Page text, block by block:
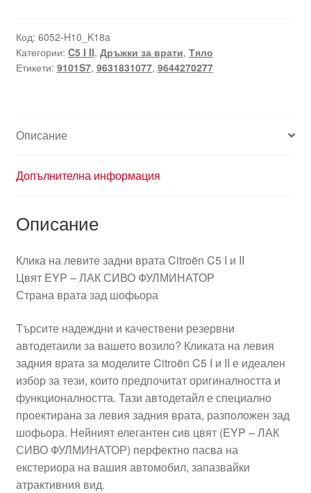
лявата
задна
врата
и
9631831077
Код: 6052-H10_K18a
Категории: C5 I II, Дръжки за врати, Тяло
Етикети: 9101S7, 9631831077, 9644270277
Описание
Допълнителна информация
Описание
Клика на левите задни врата Citroën C5 I и II
Цвят EYP – ЛАК СИВО ФУЛМИНАТОР
Страна врата зад шофьора
Търсите надеждни и качествени резервни
автодетаили за вашето возило? Кликата на левия
задния врата за моделите Citroën C5 I и II е идеален
избор за тези, които предпочитат оригиналността и
функционалността. Тази автодетайл е специално
проектирана за левия задния врата, разположен зад
шофьора. Нейният елегантен сив цвят (EYP – ЛАК
СИВО ФУЛМИНАТОР) перфектно пасва на
екстериора на вашия автомобил, запазвайки
атрактивния вид.